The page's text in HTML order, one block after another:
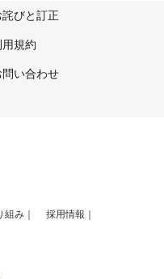
詫びと訂正
用規約
問い合わせ
組み
採用情報